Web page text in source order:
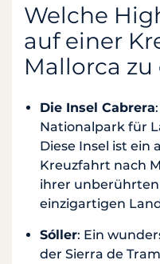
Welche
auf einer
Mallorca
Die Insel Cabrera
Nationalpark für
Diese Insel ist ein
Kreuzfahrt nach
ihrer
einzigartigen
Sóller: Ein
der Sierra de